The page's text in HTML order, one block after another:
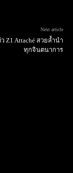
Next article
Z1 Attaché สวยล้ำนำ
ทุกจินตนาการ